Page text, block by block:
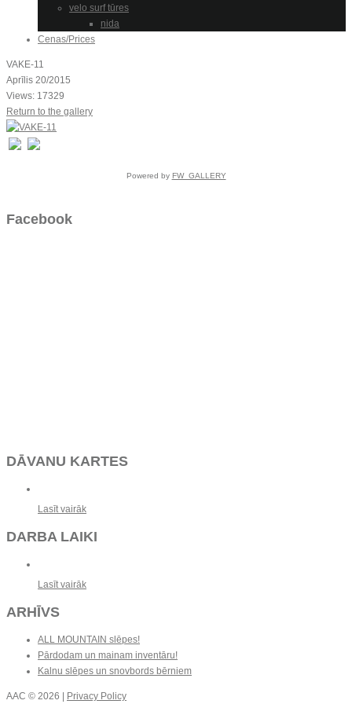
velo surf tūres
nida
Cenas/Prices
VAKE-11
Aprīlis 20/2015
Views: 17329
Return to the gallery
Powered by FW_GALLERY
Facebook
DĀVANU KARTES
Lasīt vairāk
DARBA LAIKI
Lasīt vairāk
ARHĪVS
ALL MOUNTAIN slēpes!
Pārdodam un mainam inventāru!
Kalnu slēpes un snovbords bērniem
AAC © 2026 | Privacy Policy